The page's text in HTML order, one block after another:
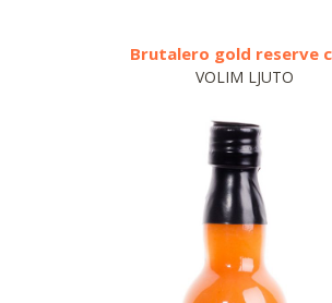
Brutalero gold reserve chilli
VOLIM LJUTO